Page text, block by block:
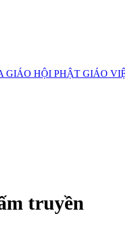
HỘI PHẬT GIÁO
truyền